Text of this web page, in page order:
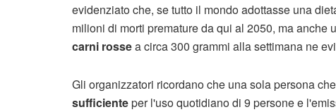
evidenziato che, se tutto il mondo adottasse una
milioni di morti premature da qui al 2050, ma anche
carni rossea circa 300 grammi alla settimana ne
Gli organizzatori ricordano che una sola persona
sufficienteper l'uso quotidiano di 9 persone e